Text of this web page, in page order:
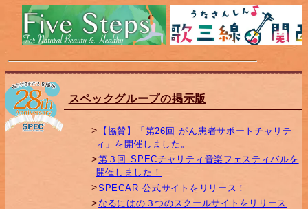
スペックグループの掲示版
【協賛】「第26回 がん患者サポートチャリテ
ィ」を開催しました。
第３回 SPECチャリティ音楽フェスティバルを
開催しました！
SPECAR 公式サイトをリリース！
なるにはの３つのスクールサイトをリリース